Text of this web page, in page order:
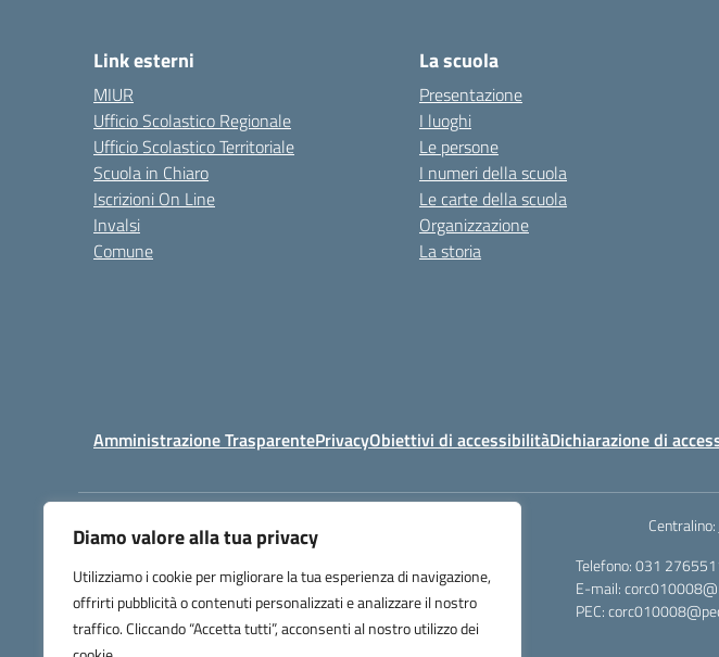
Diamo valore alla tua privacy
Utilizziamo i cookie per migliorare la tua esperienza di navigazione,
offrirti pubblicità o contenuti personalizzati e analizzare il nostro
traffico. Cliccando “Accetta tutti”, acconsenti al nostro utilizzo dei
Link esterni
MIUR
Ufficio Scolastico Regionale
Ufficio Scolastico Territoriale
Scuola in Chiaro
Iscrizioni On Line
Invalsi
Comune
La scuola
Presentazione
I luoghi
Le persone
I numeri della scuola
Le carte della scuola
Organizzazione
La storia
Amministrazione TrasparentePrivacyObiettivi di accessibilitàDichiarazione di
Centralino:
per i Servizi Commerciali, Turistici e Sociali
Gaetano Pessina
Via Milano 182 - 22100 COMO
Telefono: 031
E-mail:
PEC: